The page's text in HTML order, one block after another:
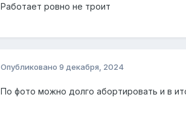
Работает ровно не троит
Опубликовано 9 декабря, 2024
По фото можно долго абортировать и в